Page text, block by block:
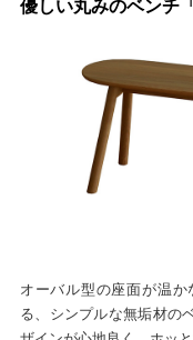
優しい丸みのベンチ
オーバル型の座面が温
る、シンプルな無垢材の